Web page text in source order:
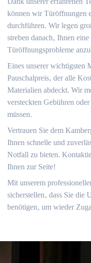
können wir Türöffnungen
durchführen.​ Wir legen
streben danach‚ Ihnen
Türöffnungsprobleme
Eines unserer wichtigsten
Pauschalpreis‚ der alle
Materialien abdeckt.​ Wir
versteckten Gebühren
müssen.
Vertrauen Sie dem
Ihnen schnelle und
Notfall zu bieten.
Ihnen zur Seite!
Mit unserem
sicherstellen‚ dass Sie die
benötigen‚ um wieder